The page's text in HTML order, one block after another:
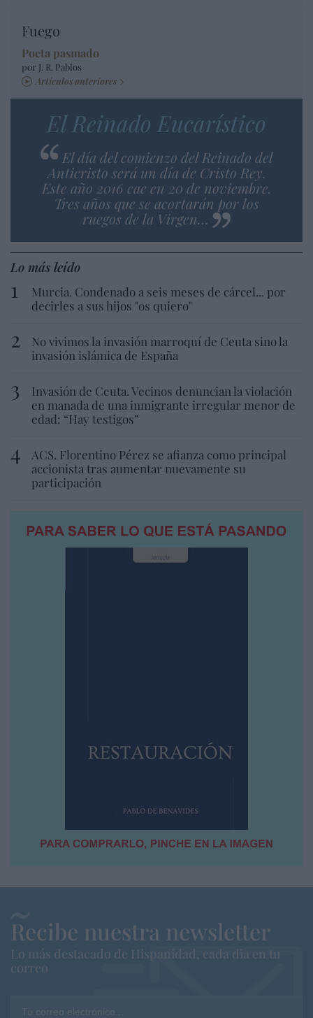
Fuego
Poeta pasmado
por J. R. Pablos
Artículos anteriores
El Reinado Eucarístico
El día del comienzo del Reinado del
Anticristo será un día de Cristo Rey.
Este año 2016 cae en 20 de noviembre.
Tres años que se acortarán por los
ruegos de la Virgen…
Lo más leído
Murcia. Condenado a seis meses de cárcel... por
decirles a sus hijos "os quiero"
No vivimos la invasión marroquí de Ceuta sino la
invasión islámica de España
Invasión de Ceuta. Vecinos denuncian la violación
en manada de una inmigrante irregular menor de
edad: “Hay testigos”
ACS. Florentino Pérez se afianza como principal
accionista tras aumentar nuevamente su
participación
Recibe nuestra newsletter
Lo más destacado de Hispanidad, cada dia en tu
correo
Tu correo electrónico...